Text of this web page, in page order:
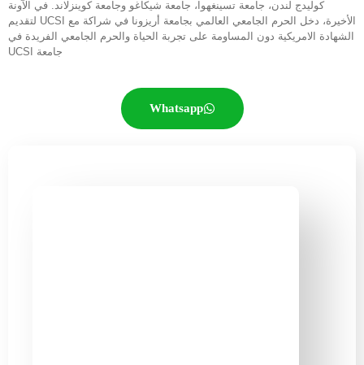
كوليدج لندن، جامعة تسينغهوا، جامعة شيكاغو وجامعة كوينزلاند. في الآونة
الأخيرة، دخل الحرم الجامعي العالمي بجامعة أريزونا في شراكة مع UCSI لتقديم
الشهادة الامريكية دون المساومة على تجربة الحياة والحرم الجامعي الفريدة في
جامعة UCSI
Whatsapp